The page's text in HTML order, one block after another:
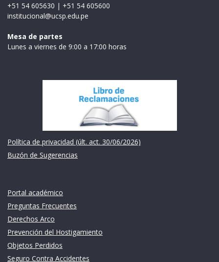
+51 54 605630 | +51 54 605600
institucional@ucsp.edu.pe
Mesa de partes
Lunes a viernes de 9:00 a 17:00 horas
Política de privacidad (últ. act. 30/06/2026)
Buzón de Sugerencias
Portal académico
Preguntas Frecuentes
Derechos Arco
Prevención del Hostigamiento
Objetos Perdidos
Seguro Contra Accidentes